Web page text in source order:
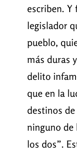
escriben. Y
legislador
pueblo,
más duras
delito
que en la
destinos
ninguno de
los dos”.